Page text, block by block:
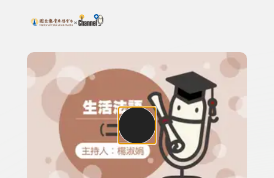
上方功能區塊
搜尋關鍵字：可輸入節目名稱、主持人或關鍵字